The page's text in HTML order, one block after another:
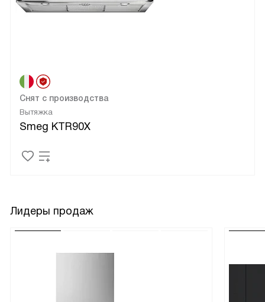
Вытяжка
Smeg KTR90X
Снят с производства
Лидеры продаж